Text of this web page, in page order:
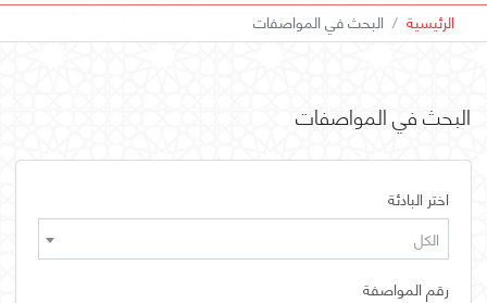
الرئيسية البحث في المواصفات
البحث في المواصفات
اختر البادئة
الكل
رقم المواصفة